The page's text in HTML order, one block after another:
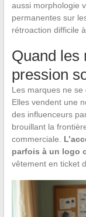
aussi morphologie
permanentes sur
rétroaction difficile
Quand les
pression
Les marques ne se
Elles vendent une
des influenceurs
brouillant la
commerciale.
parfois à un logo
vêtement en ticket